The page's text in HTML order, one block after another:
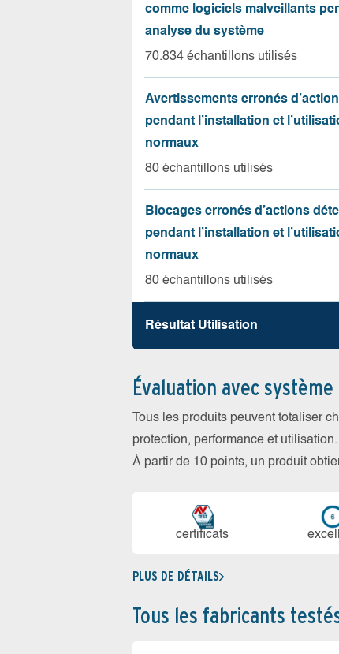
comme logiciels malveillants
analyse du système
70.834 échantillons utilisés
Avertissements erronés
pendant l’installation et
normaux
80 échantillons utilisés
Blocages erronés d’actions
pendant l’installation et
normaux
80 échantillons utilisés
Résultat Utilisation
Évaluation avec
Tous les produits peuvent totaliser
protection, performance et
À partir de 10 points, un produit
certi­ficats
PLUS DE DÉTAILS
Tous les fabricants